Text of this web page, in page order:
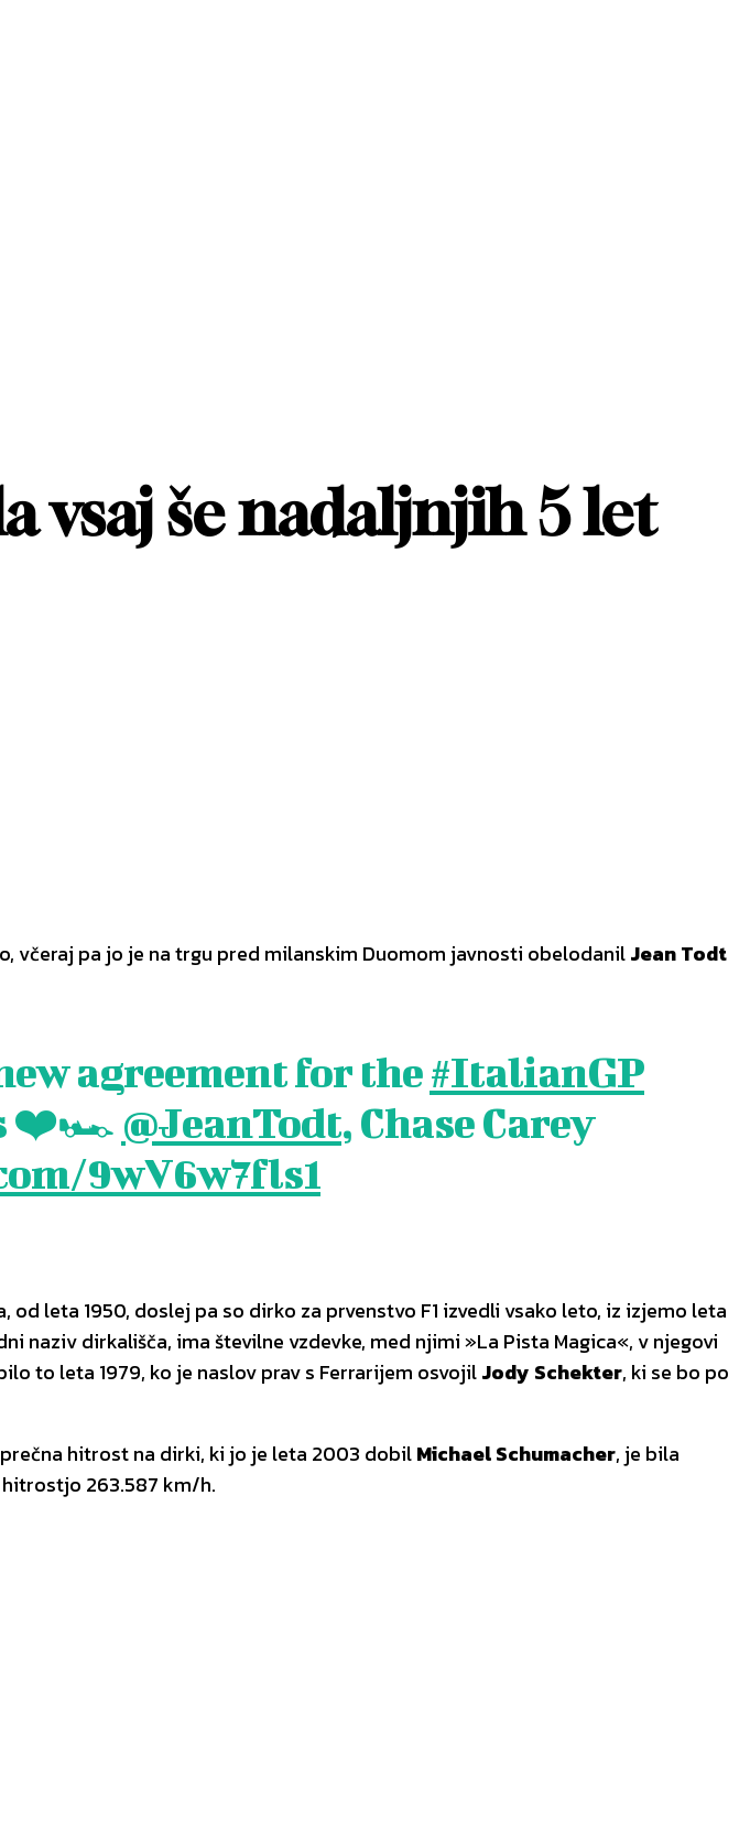
vsaj še nadaljnjih 5 let
včeraj pa jo je na trgu pred milanskim Duomom javnosti obelodanilJean Todt
agreement for the#ItalianGP
❤️🏎 @JeanTodt, Chase Carey
9wV6w7fls1
leta 1950, doslej pa so dirko za prvenstvo F1 izvedli vsako leto, iz izjemo leta
naziv dirkališča, ima številne vzdevke, med njimi »La Pista Magica«, v njegovi
to leta 1979, ko je naslov prav s Ferrarijem osvojilJody Schekter, ki se bo po
hitrost na dirki, ki jo je leta 2003 dobilMichael Schumacher, je bila
263.587 km/h.